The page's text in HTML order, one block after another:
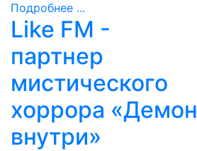
Подробнее ...
Like FM -
партнер
мистического
хоррора «Демон
внутри»